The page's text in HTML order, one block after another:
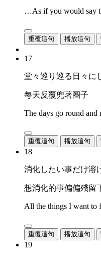
…As if you would say
重覆這句 播放這句
17
堂々巡り巡る日々に
每天反覆兜著圈子
The days go round and
重覆這句 播放這句
18
消化したい事だけ溶
想消化的事偏偏殘留
All the things I want to
重覆這句 播放這句
19